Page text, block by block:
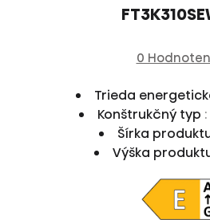
0
Trieda
Konštrukčný typ
Šírka
Výška